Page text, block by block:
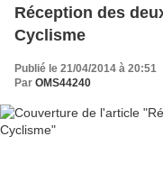
Réception des
Cyclisme
Publié le 21/04/2014 à 20:51
Par OMS44240